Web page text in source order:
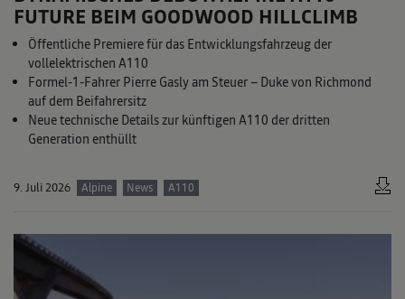
FUTURE BEIM GOODWOOD HILLCLIMB
Öffentliche Premiere für das Entwicklungsfahrzeug der
vollelektrischen A110
Formel-1-Fahrer Pierre Gasly am Steuer – Duke von Richmond
auf dem Beifahrersitz
Neue technische Details zur künftigen A110 der dritten
Generation enthüllt
9. Juli 2026 Alpine News A110